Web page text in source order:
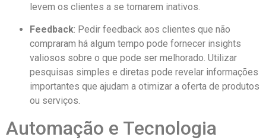
levem os clientes a se tornarem inativos.
Feedback: Pedir feedback aos clientes que não
compraram há algum tempo pode fornecer insights
valiosos sobre o que pode ser melhorado. Utilizar
pesquisas simples e diretas pode revelar informações
importantes que ajudam a otimizar a oferta de produtos
ou serviços.
Automação e Tecnologia